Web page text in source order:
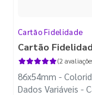
Cartão Fidelidade
Cartão
(2
86x54mm -
Dados Variáveis -